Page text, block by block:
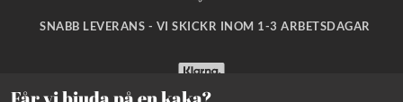
SNABB LEVERANS - VI SKICKR INOM 1-3 ARBETSDAGAR